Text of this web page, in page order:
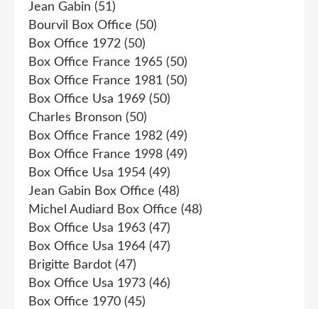
Jean Gabin (51)
Bourvil Box Office (50)
Box Office 1972 (50)
Box Office France 1965 (50)
Box Office France 1981 (50)
Box Office Usa 1969 (50)
Charles Bronson (50)
Box Office France 1982 (49)
Box Office France 1998 (49)
Box Office Usa 1954 (49)
Jean Gabin Box Office (48)
Michel Audiard Box Office (48)
Box Office Usa 1963 (47)
Box Office Usa 1964 (47)
Brigitte Bardot (47)
Box Office Usa 1973 (46)
Box Office 1970 (45)